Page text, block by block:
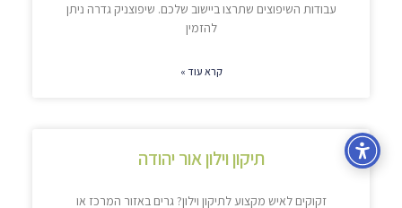
עבודות השיפוצים שתרצו ביישוב שלכם. שיפוצניק גדרה ניתן
להזמין
קרא עוד »
תיקון וילון אור יהודה
זקוקים לאיש מקצוע לתיקון וילון? גרים באזור המרכז או